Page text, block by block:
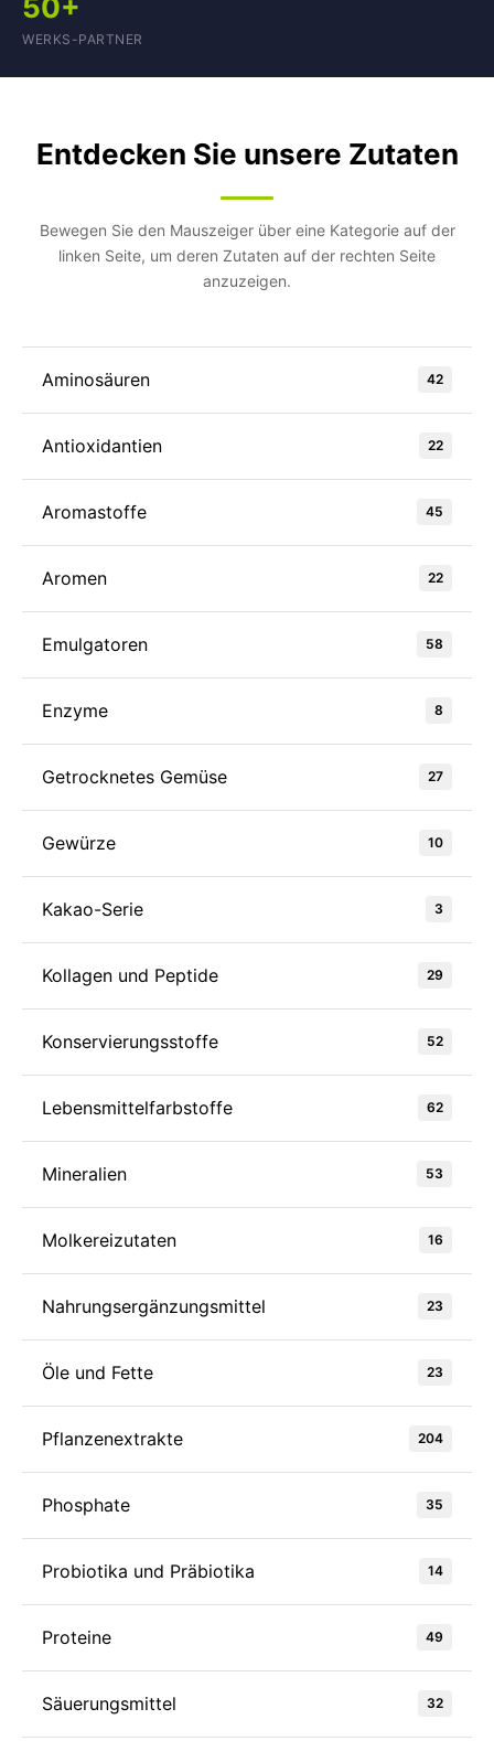
WERKS-PARTNER
Entdecken Sie unsere Zutaten
Bewegen Sie den Mauszeiger über eine Kategorie auf der
linken Seite, um deren Zutaten auf der rechten Seite
anzuzeigen.
Aminosäuren 42
Antioxidantien 22
Aromastoffe 45
Aromen 22
Emulgatoren 58
Enzyme 8
Getrocknetes Gemüse 27
Gewürze 10
Kakao-Serie 3
Kollagen und Peptide 29
Konservierungsstoffe 52
Lebensmittelfarbstoffe 62
Mineralien 53
Molkereizutaten 16
Nahrungsergänzungsmittel 23
Öle und Fette 23
Pflanzenextrakte 204
Phosphate 35
Probiotika und Präbiotika 14
Proteine 49
Säuerungsmittel 32